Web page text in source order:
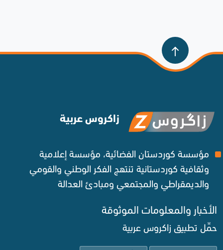
زاكروس عربية
مؤسسة كوردستان الفضائية، مؤسسة إعلامية
وثقافية كوردستانية تنتهج الفكر الوطني والقومي
والديمقراطي والمجتمعي ومبادئ العدالة ‌
الأخبار والمعلومات الموثوقة‌
حمِّل تطبيق زاكروس عربية